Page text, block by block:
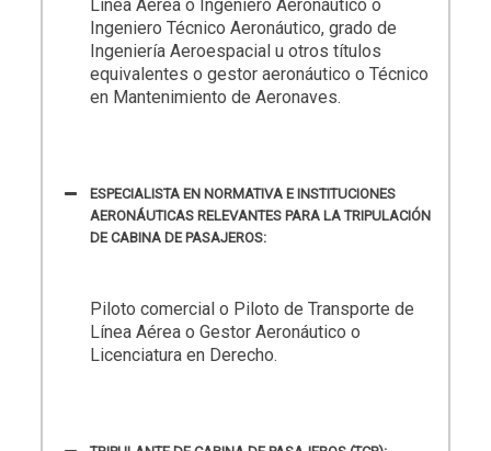
Línea Aérea o Ingeniero Aeronáutico o
Ingeniero Técnico Aeronáutico, grado de
Ingeniería Aeroespacial u otros títulos
equivalentes o gestor aeronáutico o Técnico
en Mantenimiento de Aeronaves.
ESPECIALISTA EN NORMATIVA E INSTITUCIONES
AERONÁUTICAS RELEVANTES PARA LA TRIPULACIÓN
DE CABINA DE PASAJEROS:
Piloto comercial o Piloto de Transporte de
Línea Aérea o Gestor Aeronáutico o
Licenciatura en Derecho.